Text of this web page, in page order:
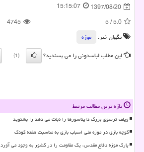
1397/08/20
15:15:07
5.0
/
5
4745
تگهای خبر:
موزه
این مطلب لباسدونی را می پسندید؟
(1)
تازه ترین مطالب مرتبط
ویلف ترسوی بزرگ دایناسورها را نجات می دهد را بشنوید
کوچه بازی در موزه ملی اسباب بازی به مناسبت هفته کودک
پارک موزه دفاع مقدس، یک مقاومت را در کشور به وجود می آورد